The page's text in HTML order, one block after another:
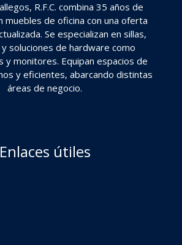
R.F.C. combina 35 años de
muebles de oficina con una oferta
Se especializan en sillas,
soluciones de hardware como
y monitores. Equipan espacios de
y eficientes, abarcando distintas
áreas de negocio.
Enlaces útiles